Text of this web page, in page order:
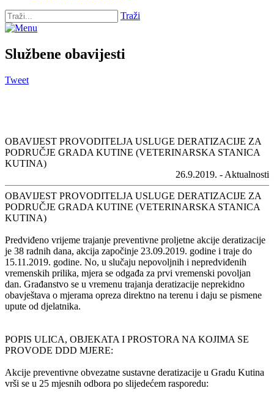
Traži
Službene obavijesti
Tweet
OBAVIJEST PROVODITELJA USLUGE DERATIZACIJE ZA
PODRUČJE GRADA KUTINE (VETERINARSKA STANICA
KUTINA)
26.9.2019. - Aktualnosti
OBAVIJEST PROVODITELJA USLUGE DERATIZACIJE ZA
PODRUČJE GRADA KUTINE (VETERINARSKA STANICA
KUTINA)
Predviđeno vrijeme trajanje preventivne proljetne akcije deratizacije
je 38 radnih dana, akcija započinje 23.09.2019. godine i traje do
15.11.2019. godine. No, u slučaju nepovoljnih i nepredviđenih
vremenskih prilika, mjera se odgađa za prvi vremenski povoljan
dan. Građanstvo se u vremenu trajanja deratizacije neprekidno
obavještava o mjerama opreza direktno na terenu i daju se pismene
upute od djelatnika.
POPIS ULICA, OBJEKATA I PROSTORA NA KOJIMA SE
PROVODE DDD MJERE:
Akcije preventivne obvezatne sustavne deratizacije u Gradu Kutina
vrši se u 25 mjesnih odbora po slijedećem rasporedu: